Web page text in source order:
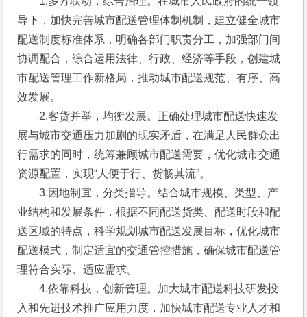
导下，加快完善城市配送管理体制机制，建立健全城市
配送制度标准体系，明确各部门职责分工，加强部门间
协调配合，综合运用法律、行政、经济等手段，创建城
市配送管理工作新格局，推动城市配送规范、有序、高
效发展。
2.客货并举，均衡发展。正确处理城市配送快速发
展与城市交通压力加剧的现实矛盾，在满足人民群众出
行需求的同时，统筹兼顾城市配送需要，优化城市交通
资源配置，实现“人便于行、货畅其流”。
3.因地制宜，分类指导。结合城市规模、类型、产
业结构和发展条件，根据不同配送货类、配送时段和配
送区域的特点，科学规划城市配送发展目标，优化城市
配送模式，制定适宜的交通管控措施，确保城市配送管
理符合实际、适应需求。
4.依靠科技，创新管理。加大城市配送科技研发投
入和先进技术推广应用力度，加快城市配送专业人才和